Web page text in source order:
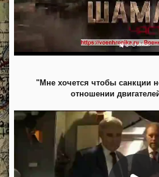
"Мне хочется чтобы санкции
отношении